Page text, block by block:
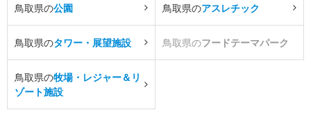
鳥取県の公園 鳥取県のアスレチック
鳥取県のタワー・展望施設 鳥取県のフードテーマパーク
鳥取県の牧場・レジャー＆リ
ゾート施設